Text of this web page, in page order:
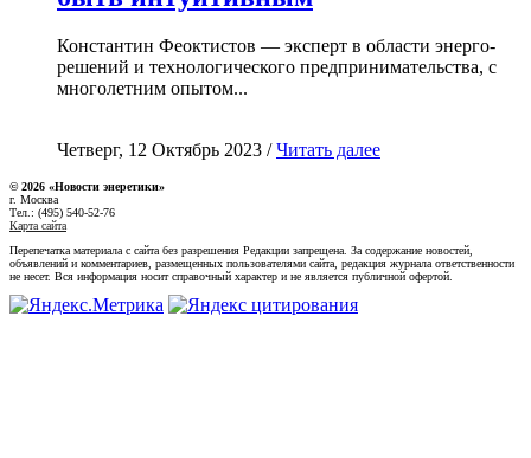
Константин Феоктистов — эксперт в области энерго-
решений и технологического предпринимательства, с
многолетним опытом...
Четверг, 12 Октябрь 2023 /Читать далее
© 2026 «Новости энеретики»
г. Москва
Тел.: (495) 540-52-76
Карта сайта
Перепечатка материала с сайта без разрешения Редакции запрещена. За содержание новостей,
объявлений и комментариев, размещенных пользователями сайта, редакция журнала ответственности
не несет. Вся информация носит справочный характер и не является публичной офертой.